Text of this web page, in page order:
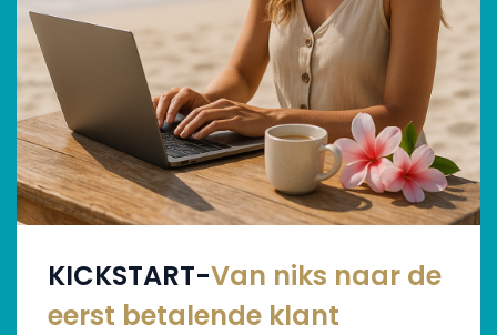
KICKSTART-Van niks naar de
eerst betalende klant